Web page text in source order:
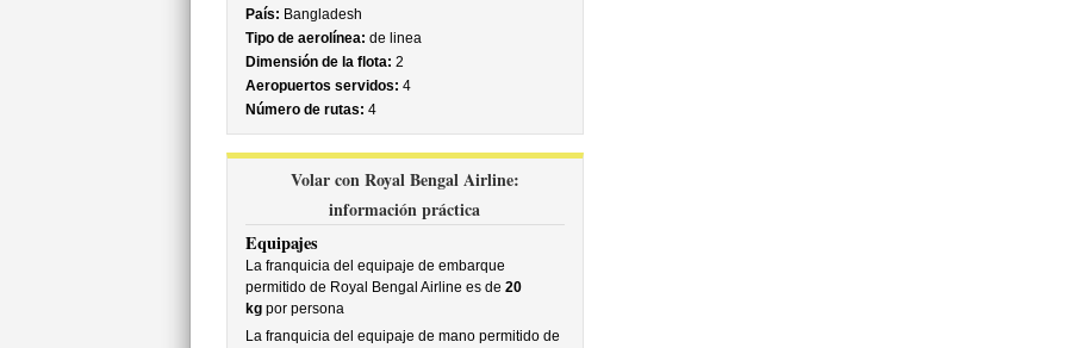
País: Bangladesh
Tipo de aerolínea: de linea
Dimensión de la flota: 2
Aeropuertos servidos: 4
Número de rutas: 4
Volar con Royal Bengal Airline:
información práctica
Equipajes
La franquicia del equipaje de embarque
permitido de Royal Bengal Airline es de 20
kgpor persona
La franquicia del equipaje de mano permitido de